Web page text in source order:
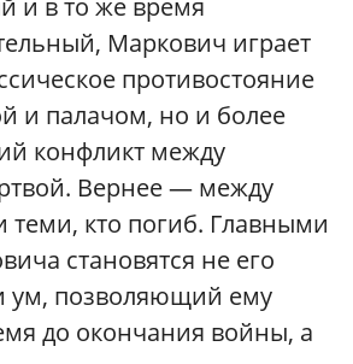
и в то же время
Маркович играет
противостояние
и палачом, но и более
конфликт между
Вернее — между
кто погиб. Главными
становятся не его
ум, позволяющий ему
до окончания войны, а